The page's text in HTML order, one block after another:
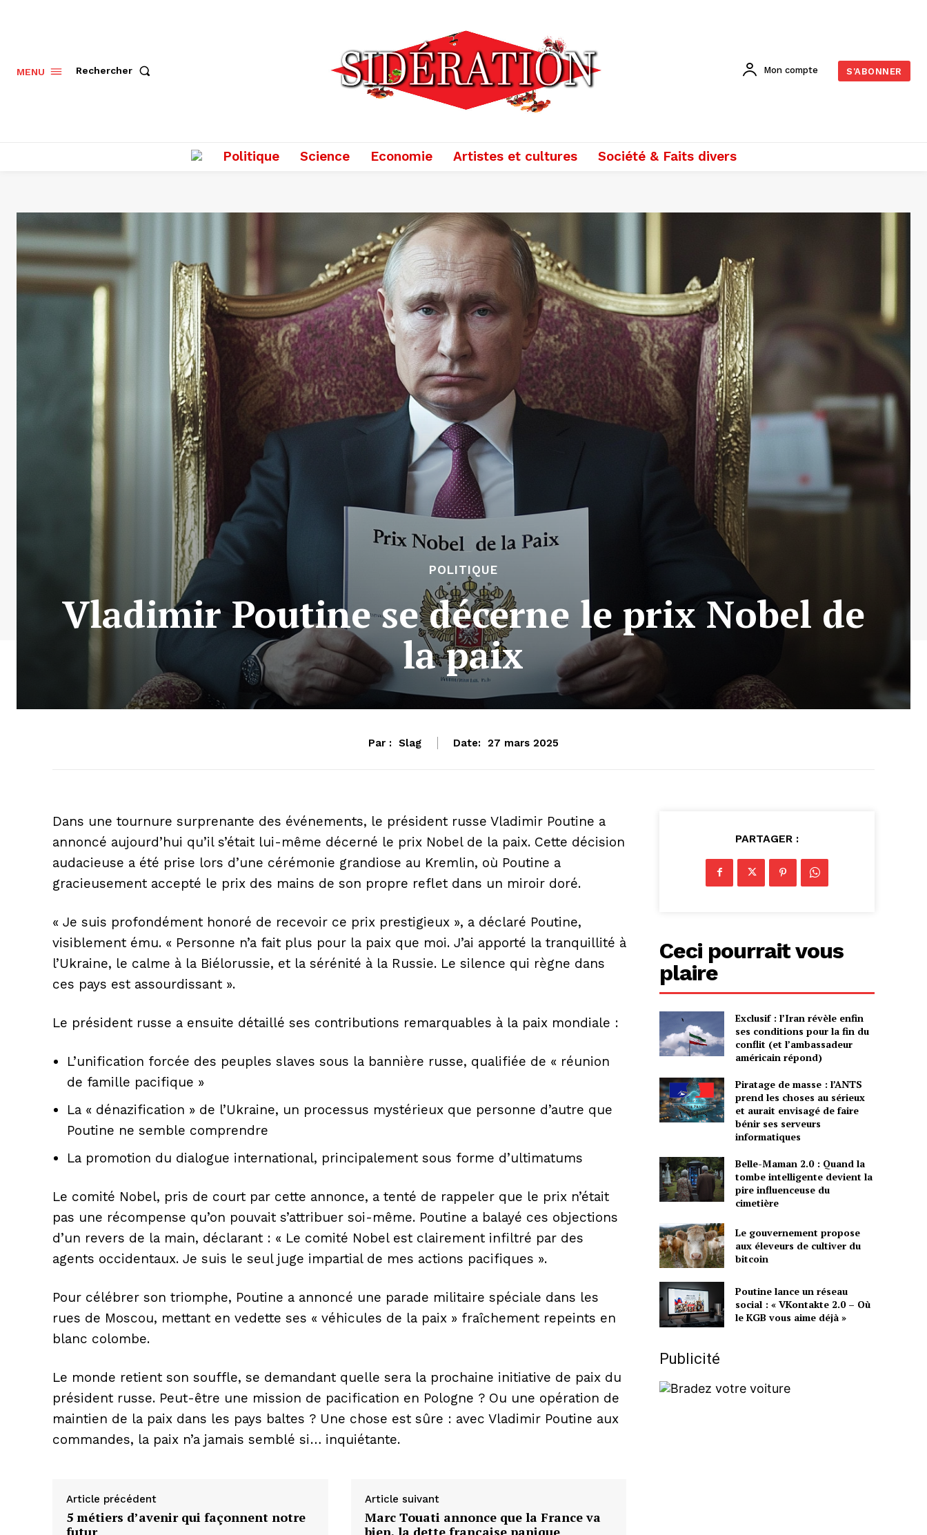
News Week
Magazine PRO
SUBSCRIBE NOW
Company
Politique de confidentialité
Mentions légales
MENU Rechercher Mon compte S'ABONNER
Politique Science Economie Artistes et cultures Société & Faits divers
POLITIQUE
Vladimir Poutine se décerne le prix Nobel de
la paix
Par : Slag Date: 27 mars 2025
Dans une tournure surprenante des événements, le président russe Vladimir Poutine a
annoncé aujourd’hui qu’il s’était lui-même décerné le prix Nobel de la paix. Cette décision
audacieuse a été prise lors d’une cérémonie grandiose au Kremlin, où Poutine a
gracieusement accepté le prix des mains de son propre reflet dans un miroir doré.
« Je suis profondément honoré de recevoir ce prix prestigieux », a déclaré Poutine,
visiblement ému. « Personne n’a fait plus pour la paix que moi. J’ai apporté la tranquillité à
l’Ukraine, le calme à la Biélorussie, et la sérénité à la Russie. Le silence qui règne dans
ces pays est assourdissant ».
Le président russe a ensuite détaillé ses contributions remarquables à la paix mondiale :
L’unification forcée des peuples slaves sous la bannière russe, qualifiée de « réunion
de famille pacifique »
La « dénazification » de l’Ukraine, un processus mystérieux que personne d’autre que
Poutine ne semble comprendre
La promotion du dialogue international, principalement sous forme d’ultimatums
Le comité Nobel, pris de court par cette annonce, a tenté de rappeler que le prix n’était
pas une récompense qu’on pouvait s’attribuer soi-même. Poutine a balayé ces objections
d’un revers de la main, déclarant : « Le comité Nobel est clairement infiltré par des
agents occidentaux. Je suis le seul juge impartial de mes actions pacifiques ».
Pour célébrer son triomphe, Poutine a annoncé une parade militaire spéciale dans les
rues de Moscou, mettant en vedette ses « véhicules de la paix » fraîchement repeints en
blanc colombe.
Le monde retient son souffle, se demandant quelle sera la prochaine initiative de paix du
président russe. Peut-être une mission de pacification en Pologne ? Ou une opération de
maintien de la paix dans les pays baltes ? Une chose est sûre : avec Vladimir Poutine aux
commandes, la paix n’a jamais semblé si… inquiétante.
Article précédent
5 métiers d’avenir qui façonnent notre
futur
Article suivant
Marc Touati annonce que la France va
bien, la dette française panique
PARTAGER :
Ceci pourrait vous
plaire
Exclusif : l’Iran révèle enfin
ses conditions pour la fin du
conflit (et l’ambassadeur
américain répond)
Piratage de masse : l’ANTS
prend les choses au sérieux
et aurait envisagé de faire
bénir ses serveurs
informatiques
Belle-Maman 2.0 : Quand la
tombe intelligente devient la
pire influenceuse du
cimetière
Le gouvernement propose
aux éleveurs de cultiver du
bitcoin
Poutine lance un réseau
social : « VKontakte 2.0 – Où
le KGB vous aime déjà »
Publicité